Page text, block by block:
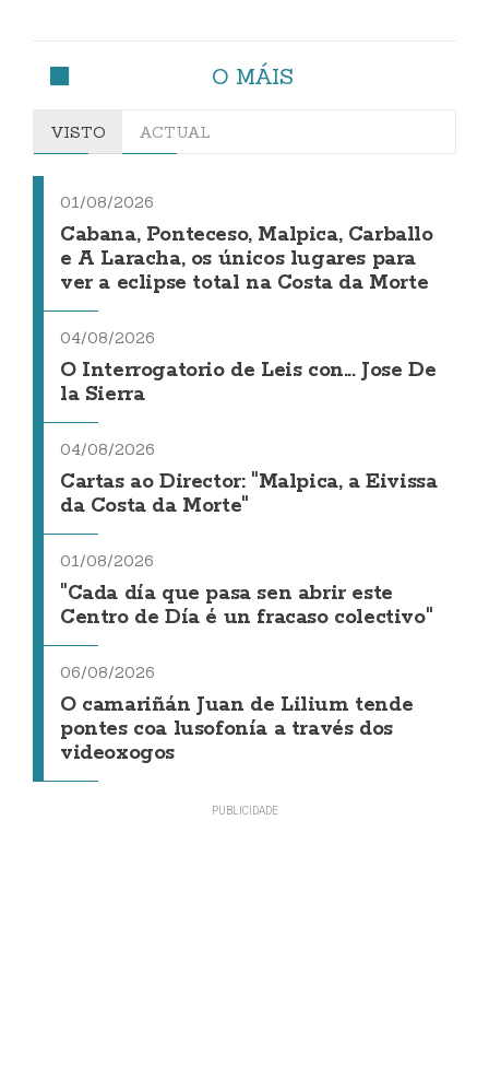
O MÁIS
VISTO ACTUAL
01/08/2026
Cabana, Ponteceso, Malpica, Carballo
e A Laracha, os únicos lugares para
ver a eclipse total na Costa da Morte
04/08/2026
O Interrogatorio de Leis con... Jose De
la Sierra
04/08/2026
Cartas ao Director: "Malpica, a Eivissa
da Costa da Morte"
01/08/2026
"Cada día que pasa sen abrir este
Centro de Día é un fracaso colectivo"
06/08/2026
O camariñán Juan de Lilium tende
pontes coa lusofonía a través dos
videoxogos